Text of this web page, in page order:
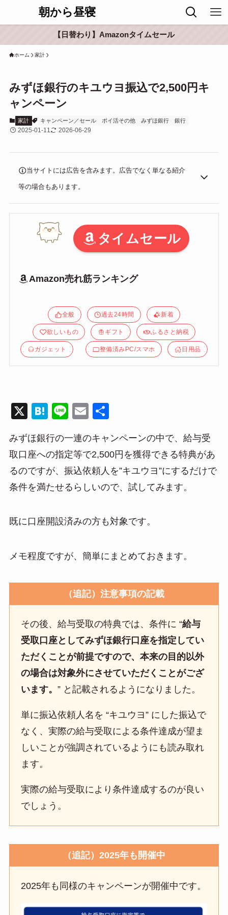
朝から昼寝
【日替わり】Amazonタイムセール
ホーム 家計
みずほ銀行のキユウヨ振込で2,500円キ
ャンペーン
家計 キャンペーン／セール ポイ活その他 みずほ銀行 銀行
2025-01-11 2026-06-29
当サイトには広告を含みます。広告でなく単なる紹介
等の場合もあります。
タイムセール
Amazon売れ筋ランキング
全般 過去24時間 新着
欲しいもの ギフト ふるさと納税
ガジェット 整備済みPC/スマホ 日用品
X
H
e
n
a
Li
e
E
ail
みずほ銀行の一連のキャンペーンの中で、給与受
取口座への指定等で2,500円を獲得できる特典があ
るのですが、振込依頼人を”キユウヨ”にするだけで
条件を満たせるらしいので、試してみます。
既に口座開設済みの方も対象です。
メモ程度ですが、簡単にまとめておきます。
（追記）注意事項の記載
その後、給与受取の特典では、条件に “給与
受取口座としてみずほ銀行口座を指定してい
ただくことが前提ですので、本来の目的以外
の場合は対象外にさせていただくことがござ
います。” と記載されるようになりました。
単に振込依頼人名を “キユウヨ” にした振込で
なく、実際の給与受取による条件達成が望ま
しいことが強調されているようにも読み取れ
ます。
実際の給与受取により条件達成するのが良い
でしょう。
（追記）2025年も開催中
2025年も同様のキャンペーンが開催中です。